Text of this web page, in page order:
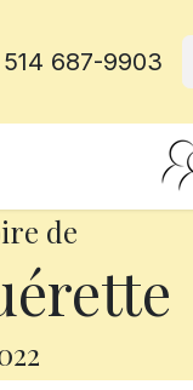
514 687-9903
de